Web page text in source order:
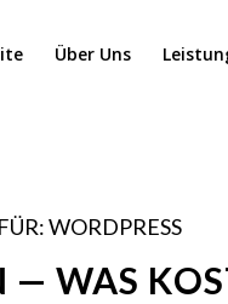
Über Uns
WORDPRESS
— WAS